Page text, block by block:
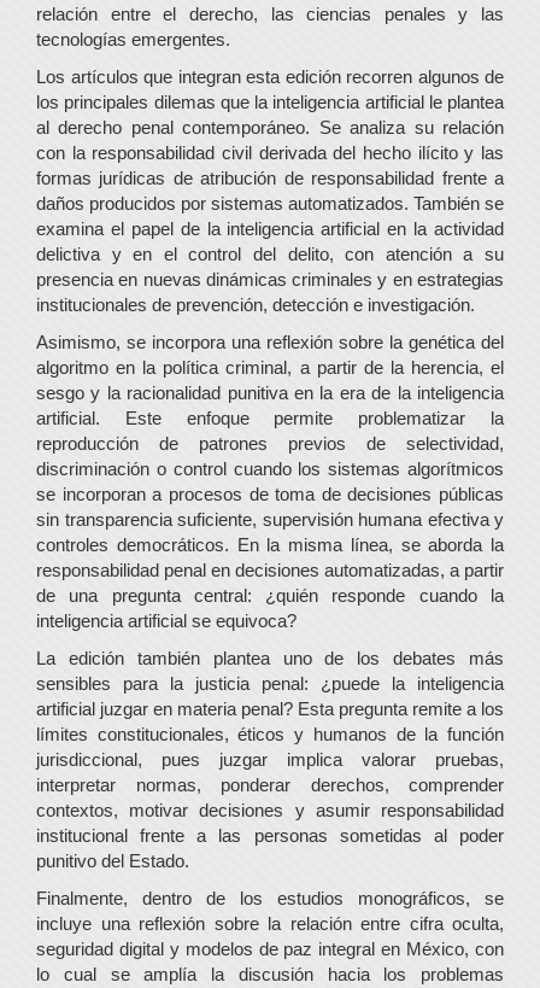
relación entre el derecho, las ciencias penales y las
tecnologías emergentes.
Los artículos que integran esta edición recorren algunos de
los principales dilemas que la inteligencia artificial le plantea
al derecho penal contemporáneo. Se analiza su relación
con la responsabilidad civil derivada del hecho ilícito y las
formas jurídicas de atribución de responsabilidad frente a
daños producidos por sistemas automatizados. También se
examina el papel de la inteligencia artificial en la actividad
delictiva y en el control del delito, con atención a su
presencia en nuevas dinámicas criminales y en estrategias
institucionales de prevención, detección e investigación.
Asimismo, se incorpora una reflexión sobre la genética del
algoritmo en la política criminal, a partir de la herencia, el
sesgo y la racionalidad punitiva en la era de la inteligencia
artificial. Este enfoque permite problematizar la
reproducción de patrones previos de selectividad,
discriminación o control cuando los sistemas algorítmicos
se incorporan a procesos de toma de decisiones públicas
sin transparencia suficiente, supervisión humana efectiva y
controles democráticos. En la misma línea, se aborda la
responsabilidad penal en decisiones automatizadas, a partir
de una pregunta central: ¿quién responde cuando la
inteligencia artificial se equivoca?
La edición también plantea uno de los debates más
sensibles para la justicia penal: ¿puede la inteligencia
artificial juzgar en materia penal? Esta pregunta remite a los
límites constitucionales, éticos y humanos de la función
jurisdiccional, pues juzgar implica valorar pruebas,
interpretar normas, ponderar derechos, comprender
contextos, motivar decisiones y asumir responsabilidad
institucional frente a las personas sometidas al poder
punitivo del Estado.
Finalmente, dentro de los estudios monográficos, se
incluye una reflexión sobre la relación entre cifra oculta,
seguridad digital y modelos de paz integral en México, con
lo cual se amplía la discusión hacia los problemas